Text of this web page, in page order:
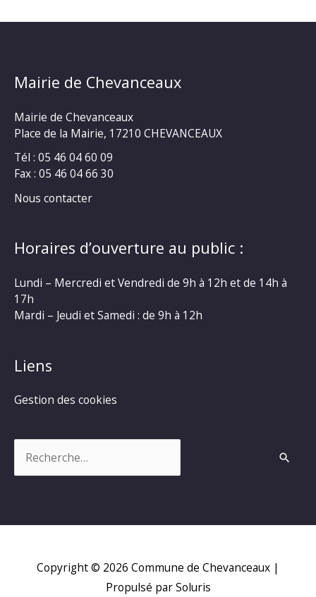
Mairie de Chevanceaux
Mairie de Chevanceaux
Place de la Mairie, 17210 CHEVANCEAUX
Tél : 05 46 04 60 09
Fax : 05 46 04 66 30
Nous contacter
Horaires d’ouverture au public :
Lundi – Mercredi et Vendredi de 9h à 12h et de 14h à
17h
Mardi – Jeudi et Samedi : de 9h à 12h
Liens
Gestion des cookies
Copyright © 2026 Commune de Chevanceaux |
Propulsé par Soluris